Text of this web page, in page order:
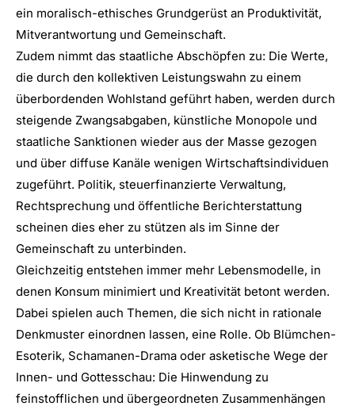
ein moralisch-ethisches Grundgerüst an Produktivität,
Mitverantwortung und Gemeinschaft.
Zudem nimmt das staatliche Abschöpfen zu: Die Werte,
die durch den kollektiven Leistungswahn zu einem
überbordenden Wohlstand geführt haben, werden durch
steigende Zwangsabgaben, künstliche Monopole und
staatliche Sanktionen wieder aus der Masse gezogen
und über diffuse Kanäle wenigen Wirtschaftsindividuen
zugeführt. Politik, steuerfinanzierte Verwaltung,
Rechtsprechung und öffentliche Berichterstattung
scheinen dies eher zu stützen als im Sinne der
Gemeinschaft zu unterbinden.
Gleichzeitig entstehen immer mehr Lebensmodelle, in
denen Konsum minimiert und Kreativität betont werden.
Dabei spielen auch Themen, die sich nicht in rationale
Denkmuster einordnen lassen, eine Rolle. Ob Blümchen-
Esoterik, Schamanen-Drama oder asketische Wege der
Innen- und Gottesschau: Die Hinwendung zu
feinstofflichen und übergeordneten Zusammenhängen